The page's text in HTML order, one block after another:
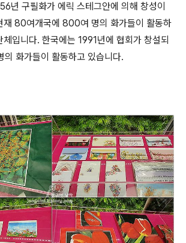
년 구필화가 에릭 스테그안에 의해 창성이
재 80여개국에 800여 명의 화가들이 활동하
입니다. 한국에는 1991년에 협회가 창설되
의 화가들이 활동하고 있습니다.